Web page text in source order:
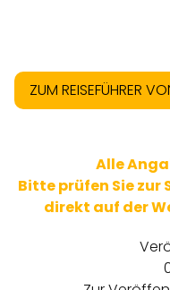
ZUM REISEFÜHRER
Alle
Bitte prüfen Sie
direkt auf der